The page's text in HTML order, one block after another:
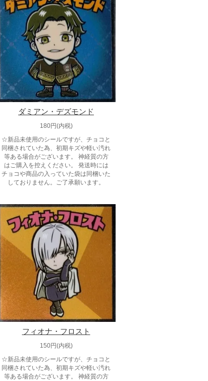
ダミアン・デズモンド
180円(内税)
☆新品未使用のシールですが、チョコと
同梱されていた為、初期キズや軽い汚れ
等ある場合がございます。 神経質の方
はご購入を控えください。 発送時には
チョコや商品の入っていた袋は同梱いた
しておりません。ご了承願います。
フィオナ・フロスト
150円(内税)
☆新品未使用のシールですが、チョコと
同梱されていた為、初期キズや軽い汚れ
等ある場合がございます。 神経質の方